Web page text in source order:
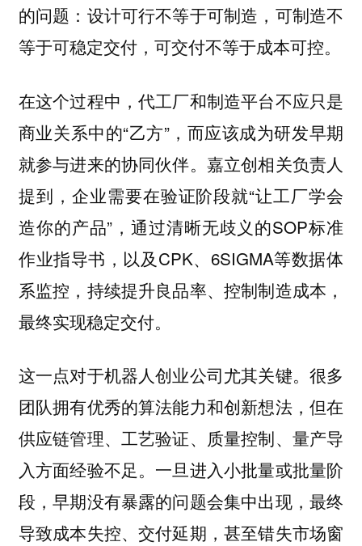
的问题：设计可行不等于可制造，可制造不
等于可稳定交付，可交付不等于成本可控。
在这个过程中，代工厂和制造平台不应只是
商业关系中的“乙方”，而应该成为研发早期
就参与进来的协同伙伴。嘉立创相关负责人
提到，企业需要在验证阶段就“让工厂学会
造你的产品”，通过清晰无歧义的SOP标准
作业指导书，以及CPK、6SIGMA等数据体
系监控，持续提升良品率、控制制造成本，
最终实现稳定交付。
这一点对于机器人创业公司尤其关键。很多
团队拥有优秀的算法能力和创新想法，但在
供应链管理、工艺验证、质量控制、量产导
入方面经验不足。一旦进入小批量或批量阶
段，早期没有暴露的问题会集中出现，最终
导致成本失控、交付延期，甚至错失市场窗